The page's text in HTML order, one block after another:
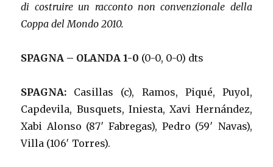
di costruire un racconto non convenzionale della
Coppa del Mondo 2010.
SPAGNA – OLANDA 1-0 (0-0, 0-0) dts
SPAGNA: Casillas (c), Ramos, Piqué, Puyol,
Capdevila, Busquets, Iniesta, Xavi Hernández,
Xabi Alonso (87′ Fabregas), Pedro (59′ Navas),
Villa (106′ Torres).